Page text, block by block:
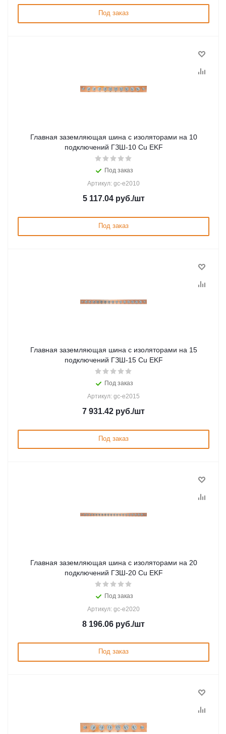
Под заказ
Главная заземляющая шина с изоляторами на 10
подключений ГЗШ-10 Сu EKF
Под заказ
Артикул: gc-e2010
5 117.04руб./шт
Под заказ
Главная заземляющая шина с изоляторами на 15
подключений ГЗШ-15 Сu EKF
Под заказ
Артикул: gc-e2015
7 931.42 руб./шт
Под заказ
Главная заземляющая шина с изоляторами на 20
подключений ГЗШ-20 Сu EKF
Под заказ
Артикул: gc-e2020
8 196.06 руб./шт
Под заказ